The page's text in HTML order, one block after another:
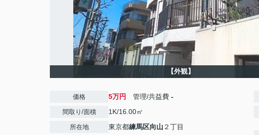
【外観】
価格 5万円 管理/共益費 -
間取り/面積 1K/16.00㎡
所在地 東京都練馬区向山 ２丁目